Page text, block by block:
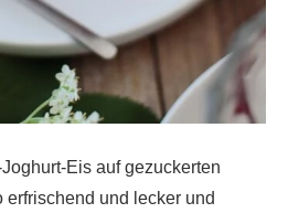
Eis auf gezuckerten
und lecker und